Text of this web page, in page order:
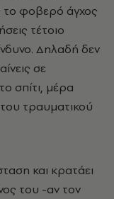
το φοβερό άγχος
τέτοιο
Δηλαδή δεν
σε
σπίτι, μέρα
τραυματικού
και κρατάει
του -αν τον